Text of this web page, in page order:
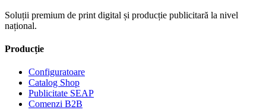
Soluții premium de print digital și producție publicitară la nivel
național.
Producție
Configuratoare
Catalog Shop
Publicitate SEAP
Comenzi B2B